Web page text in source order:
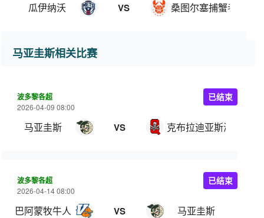
瓜伊纳沃 VS 桑图尔塞捕蟹者
马亚圭斯相关比赛
波多黎各超
2026-04-09 08:00
马亚圭斯 VS 克布拉迪亚斯海盗
已结束
波多黎各超
2026-04-14 08:00
巴阿蒙牧牛人 VS 马亚圭斯
已结束